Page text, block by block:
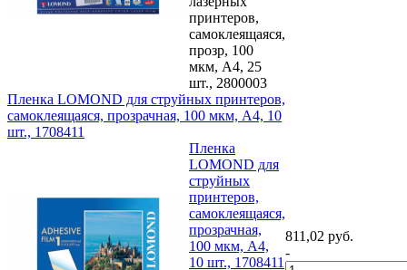
принтеров,
самоклеящаяся,
прозр, 100
мкм, А4, 25
шт., 2800003
Пленка LOMOND для струйных принтеров,
самоклеящаяся, прозрачная, 100 мкм, А4, 10
шт., 1708411
Пленка
LOMOND для
струйных
принтеров,
самоклеящаяся,
прозрачная,
100 мкм, А4,
10 шт., 1708411
811,02 руб.
-